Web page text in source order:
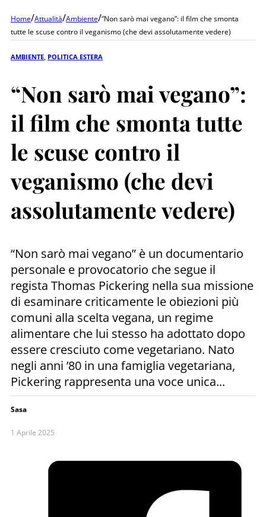
Home/Attualità/Ambiente/“Non sarò mai vegano”: il film che smonta
tutte le scuse contro il veganismo (che devi assolutamente vedere)
AMBIENTE POLITICA ESTERA
“Non sarò mai vegano”:
il film che smonta tutte
le scuse contro il
veganismo (che devi
assolutamente vedere)
“Non sarò mai vegano” è un documentario
personale e provocatorio che segue il
regista Thomas Pickering nella sua missione
di esaminare criticamente le obiezioni più
comuni alla scelta vegana, un regime
alimentare che lui stesso ha adottato dopo
essere cresciuto come vegetariano. Nato
negli anni ’80 in una famiglia vegetariana,
Pickering rappresenta una voce unica...
Sasa
1 Aprile 2025